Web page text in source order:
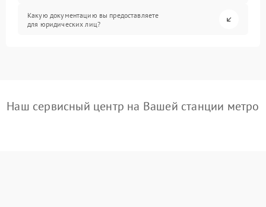
Какую документацию вы предоставляете
для юридических лиц?
Наш сервисный центр на Вашей станции метро